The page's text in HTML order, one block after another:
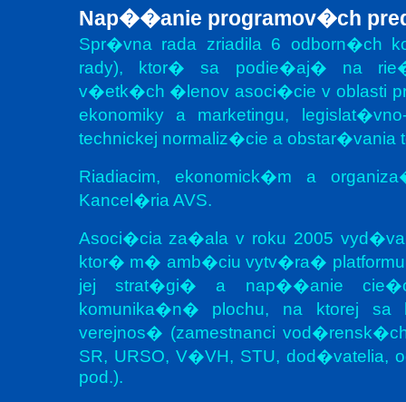
Nap��anie programov�ch
Spr�vna rada zriadila 6 odborn�ch
rady), ktor� sa podie�aj� na
v�etk�ch �lenov asoci�cie v oblasti
ekonomiky a marketingu,
technickej normaliz�cie a obstar�vania
Riadiacim, ekonomick�m a
Kancel�ria AVS.
Asoci�cia za�ala v roku 2005
ktor� m� amb�ciu vytv�ra�
jej strat�gi� a nap��anie
komunika�n� plochu, na ktorej
verejnos� (zamestnanci
SR, URSO, V�VH, STU, dod�vatelia,
pod.).